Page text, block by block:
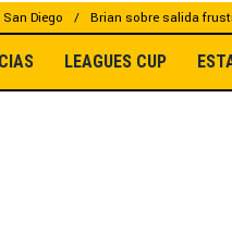
Diego Brian sobre salida
LEAGUES CUP